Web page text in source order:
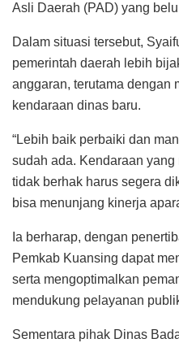
Asli Daerah (PAD) yang
Dalam situasi tersebut,
pemerintah daerah lebih
anggaran, terutama dengan
kendaraan dinas baru.
“Lebih baik perbaiki dan
sudah ada. Kendaraan
tidak berhak harus segera
bisa menunjang kinerja
Ia berharap, dengan
Pemkab Kuansing dapat
serta mengoptimalkan
mendukung pelayanan
Sementara pihak Dinas